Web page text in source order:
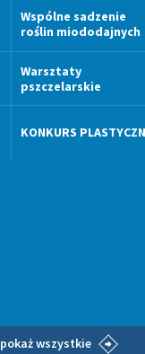
Wspólne sadzenie
roślin miododajnych
Warsztaty
pszczelarskie
KONKURS
pokaż wszystkie